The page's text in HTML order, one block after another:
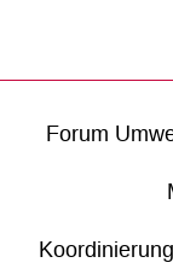
Forum